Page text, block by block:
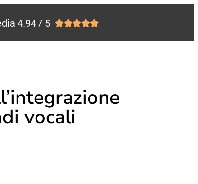
4.94 / 5 
vocali